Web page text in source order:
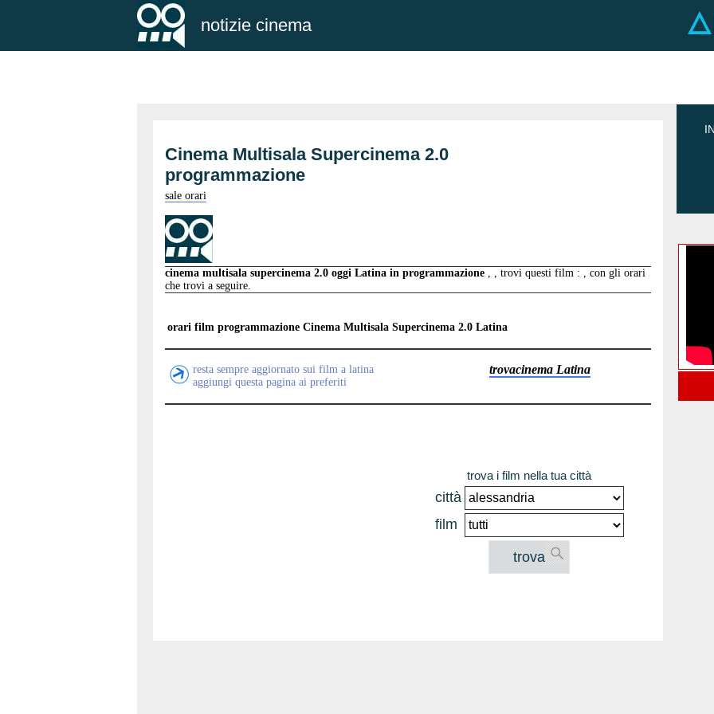
notizie cinema
Cinema Multisala Supercinema 2.0
programmazione
sale orari
cinema multisala supercinema 2.0 oggi Latina in programmazione , , trovi questi film : , con gli orari
che trovi a seguire.
orari film programmazione Cinema Multisala Supercinema 2.0 Latina
resta sempre aggiornato sui film a latina
aggiungi questa pagina ai preferiti
trovacinema Latina
trova i film nella tua città
città
film
trova